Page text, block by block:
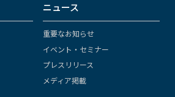
ニュース
重要なお知らせ
イベント・セミナー
プレスリリース
メディア掲載